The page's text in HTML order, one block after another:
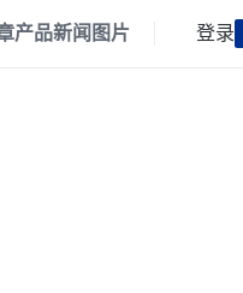
产品新闻 图片 登录